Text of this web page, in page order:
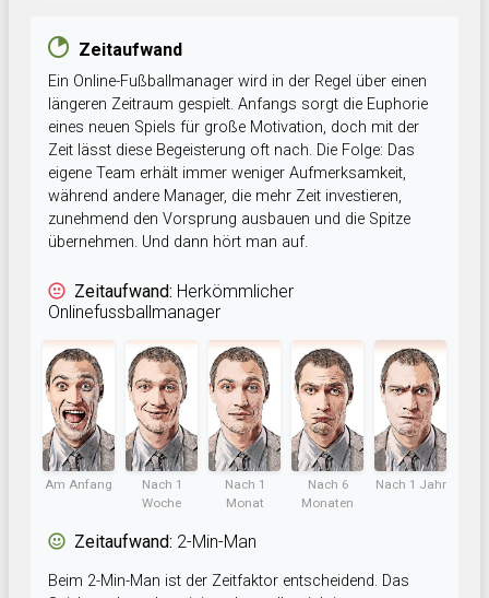
Zeitaufwand
Ein Online-Fußballmanager wird in der Regel über einen
längeren Zeitraum gespielt. Anfangs sorgt die Euphorie
eines neuen Spiels für große Motivation, doch mit der
Zeit lässt diese Begeisterung oft nach. Die Folge: Das
eigene Team erhält immer weniger Aufmerksamkeit,
während andere Manager, die mehr Zeit investieren,
zunehmend den Vorsprung ausbauen und die Spitze
übernehmen. Und dann hört man auf.
Zeitaufwand: Herkömmlicher
Onlinefussballmanager
Am Anfang
Nach 1
Woche
Nach 1
Monat
Nach 6
Monaten
Nach 1 Jahr
Zeitaufwand: 2-Min-Man
Beim 2-Min-Man ist der Zeitfaktor entscheidend. Das